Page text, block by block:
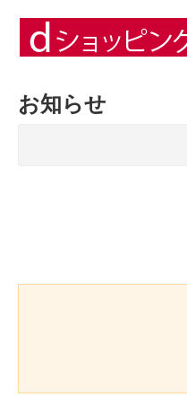
お知らせ